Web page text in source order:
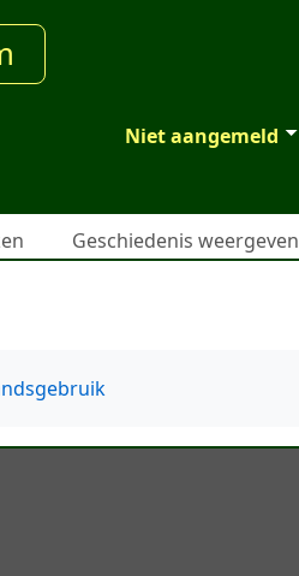
Niet aangemeld
Geschiedenis weergeven